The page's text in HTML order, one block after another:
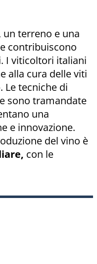
un terreno e una
contribuiscono
I viticoltori italiani
alla cura delle viti
Le tecniche di
sono tramandate
una
e innovazione.
del vino è
con le